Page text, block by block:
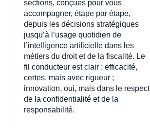
sections, conçues pour vous
accompagner, étape par étape,
depuis les décisions stratégiques
jusqu’à l’usage quotidien de
l’intelligence artificielle dans les
métiers du droit et de la fiscalité. Le
fil conducteur est clair : efficacité,
certes, mais avec rigueur ;
innovation, oui, mais dans le respect
de la confidentialité et de la
responsabilité.